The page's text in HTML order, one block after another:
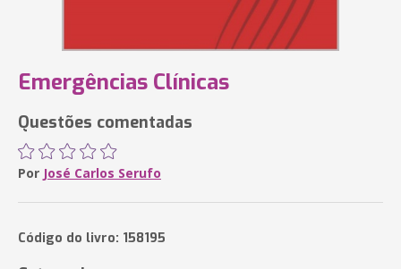
Emergências Clínicas
Questões comentadas
Por José Carlos Serufo
Código do livro: 158195